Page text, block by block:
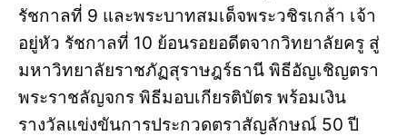
รัชกาลที่ 9 และพระบาทสมเด็จพระวชิรเกล้า เจ้า
อยู่หัว รัชกาลที่ 10 ย้อนรอยอดีตจากวิทยาลัยครู สู่
มหาวิทยาลัยราชภัฏสุราษฎร์ธานี พิธีอัญเชิญตรา
พระราชลัญจกร พิธีมอบเกียรติบัตร พร้อมเงิน
รางวัลแข่งขันการประกวดตราสัญลักษณ์ 50 ปี